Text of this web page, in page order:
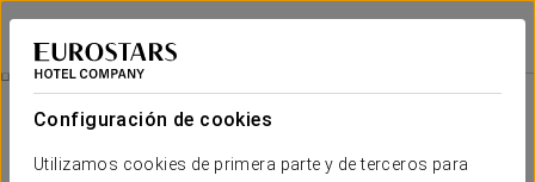
Configuración de cookies
Utilizamos cookies de primera parte y de terceros para
Exe Sevilla Palmera
SEVILLA
Experiencia Romántica